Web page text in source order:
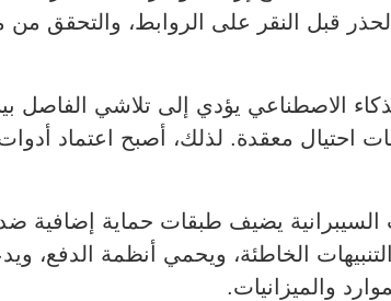
قبل النقر على الروابط، والتحقق
الاصطناعي يؤدي إلى تلاشي الفاصل
معقدة. لذلك، أصبح اعتماد
يضيف طبقات حماية إضافية ضد
الخاطئة، ويحمي أنظمة الدفع،
والميزانيات.